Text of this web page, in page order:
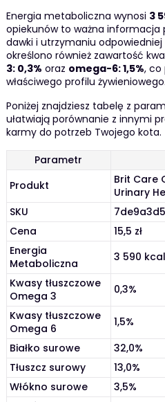
Energia metaboliczna wynosi 3
opiekunów to ważna informacja
dawki i utrzymaniu odpowiedniej
określono również zawartość
3: 0,3% oraz omega-6: 1,5%, co
właściwego profilu żywieniowego.
Poniżej znajdziesz tabelę z
ułatwiają porównanie z innymi
karmy do potrzeb Twojego kota.
Parametr
Produkt
Brit Care
Urinary
SKU
Cena
15,5 zł
Energia
Metaboliczna
3 590
Kwasy tłuszczowe
Omega 3
0,3%
Kwasy tłuszczowe
Omega 6
1,5%
Białko surowe
32,0%
Tłuszcz surowy
13,0%
Włókno surowe
3,5%